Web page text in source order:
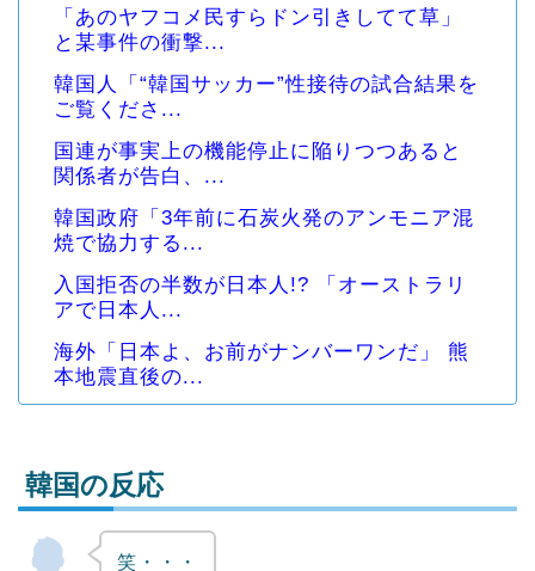
「あのヤフコメ民すらドン引きしてて草」
と某事件の衝撃...
韓国人「“韓国サッカー”性接待の試合結果を
ご覧くださ...
国連が事実上の機能停止に陥りつつあると
関係者が告白、...
韓国政府「3年前に石炭火発のアンモニア混
焼で協力する...
入国拒否の半数が日本人!? 「オーストラリ
アで日本人...
海外「日本よ、お前がナンバーワンだ」 熊
本地震直後の...
韓国の反応
笑・・・